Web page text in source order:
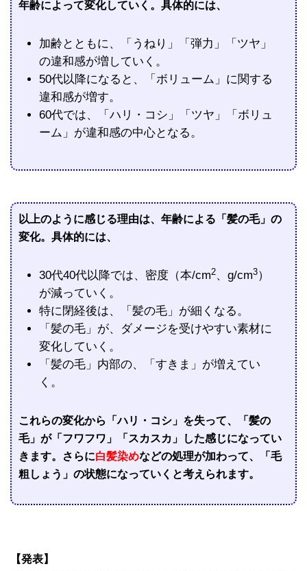
年齢によって変化していく。具体的には、
加齢とともに、「うねり」「弾力」「ツヤ」
の違和感が増していく。
50代以降になると、「ボリューム」に関する
違和感が増す。
60代では、「ハリ・コシ」「ツヤ」「ボリュ
ーム」が違和感の中心となる。
以上のように感じる理由は、年齢による「髪の毛」の
変化。具体的には、
30代40代以降では、密度（本/cm2、g/cm3）
が減っていく。
特に閉経後は、「髪の毛」が細くなる。
「髪の毛」が、ダメージを受けやすい素材に
変化していく。
「髪の毛」内部の、「すきま」が増えてい
く。
これらの変化から「ハリ・コシ」を失って、「髪の
毛」が「フワフワ」「スカスカ」した感じになってい
きます。さらに白髪染めなどの処理が加わって、「毛
粗しょう」の状態になっていくと考えられます。
【発表】